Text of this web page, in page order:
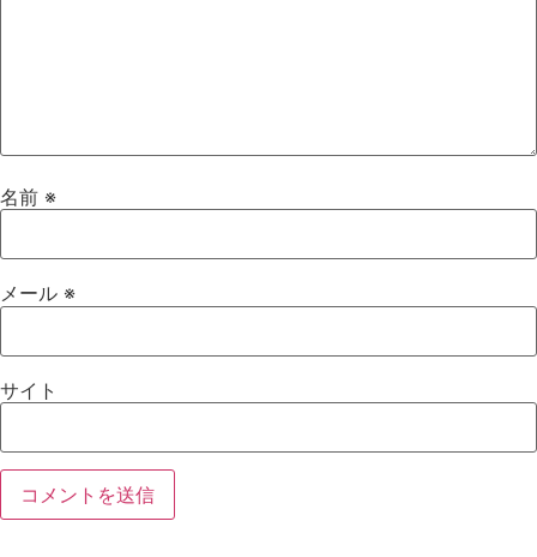
名前 ※
メール ※
サイト